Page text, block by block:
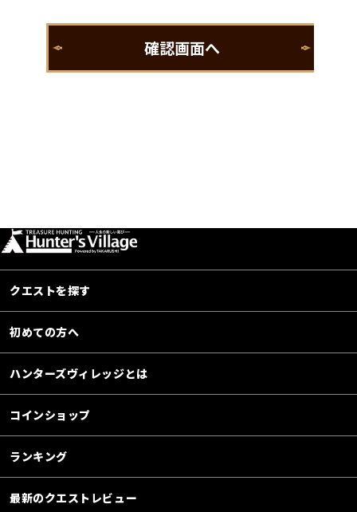
クエストを探す
初めての方へ
ハンターズヴィレッジとは
コインショップ
ランキング
最新のクエストレビュー